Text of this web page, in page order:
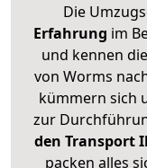
Die
Erfahrung im
und kennen
von Worms
kümmern sich
zur
den Transport
packen alles